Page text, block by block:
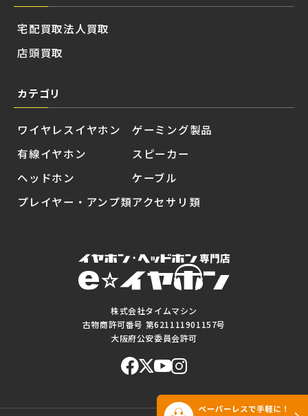
株式会社タイムマシン
古物商許可番号 第621111901157号
大阪府公安委員会許可
宅配買取
店頭買取
法人買取
カテゴリ
ワイヤレスイヤホン
有線イヤホン
ヘッドホン
プレイヤー・アンプ類
ゲーミング製品
スピーカー
ケーブル
アクセサリ類